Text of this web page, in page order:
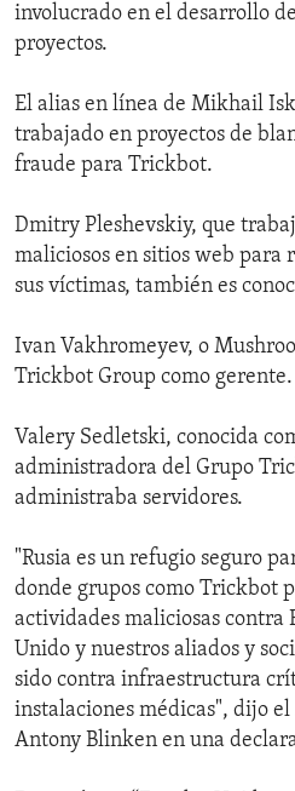
involucrado en el desarrollo
proyectos.
El alias en línea de Mikhail
trabajado en proyectos de
fraude para Trickbot.
Dmitry Pleshevskiy, que
maliciosos en sitios web para
sus víctimas, también es
Ivan Vakhromeyev, o
Trickbot Group como gerente.
Valery Sedletski, conocida
administradora del Grupo
administraba servidores.
"Rusia es un refugio seguro
donde grupos como Trickbot
actividades maliciosas contra
Unido y nuestros aliados y
sido contra infraestructura
instalaciones médicas", dijo
Antony Blinken en una